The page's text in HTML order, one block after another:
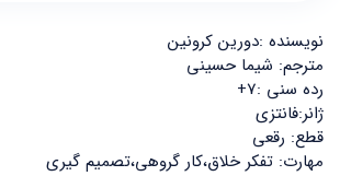
نویسنده :دورین کرونین
مترجم: شیما حسینی
رده سنی :7+
ژانر:فانتزی
قطع: رقعی
مهارت: تفکر خلاق،کار گروهی،تصمیم گیری